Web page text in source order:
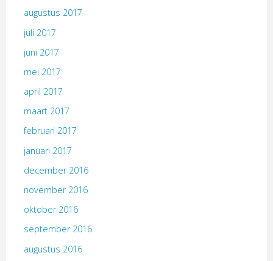
augustus 2017
juli 2017
juni 2017
mei 2017
april 2017
maart 2017
februari 2017
januari 2017
december 2016
november 2016
oktober 2016
september 2016
augustus 2016